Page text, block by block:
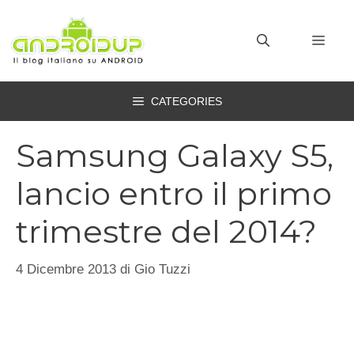
contenuto
CATEGORIES
Samsung Galaxy S5,
lancio entro il primo
trimestre del 2014?
4 Dicembre 2013 di Gio Tuzzi